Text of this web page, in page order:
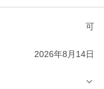
可
2026年8月14日